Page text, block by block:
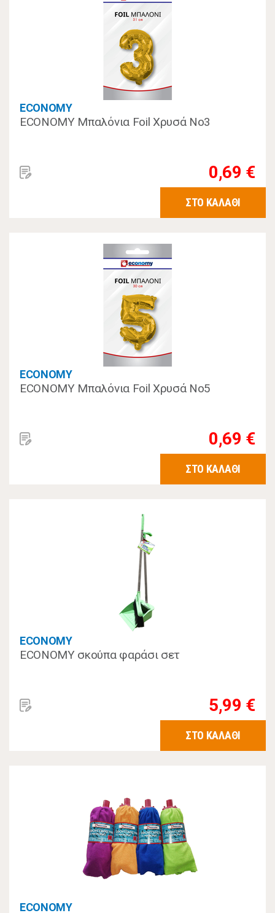
ECONOMY
ECONOMY Μπαλόνια Foil Χρυσά Νο3
0,69 €
ΣΤΟ ΚΑΛΑΘΙ
ECONOMY
ECONOMY Μπαλόνια Foil Χρυσά Νο5
0,69 €
ΣΤΟ ΚΑΛΑΘΙ
ECONOMY
ECONOMY σκούπα φαράσι σετ
5,99 €
ΣΤΟ ΚΑΛΑΘΙ
ECONOMY